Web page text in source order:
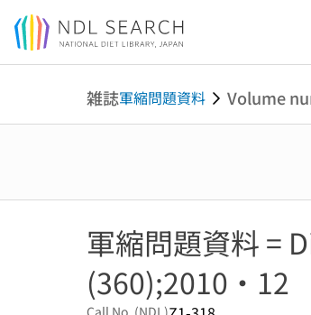
Jump to main content
雑誌軍縮問題資料 Volume
軍縮問題資料 =
(360);2010・12
Call No. (NDL)